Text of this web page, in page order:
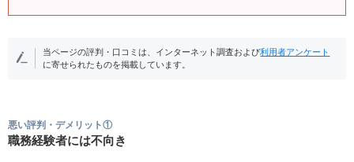
当ページの評判・口コミは、インターネット調査および利用者アンケート
に寄せられたものを掲載しています。
悪い評判・デメリット①
職務経験者には不向き